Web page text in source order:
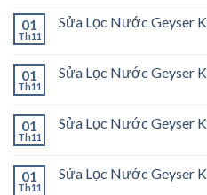
01
Th11
Sửa Lọc Nước Geyser
01
Th11
Sửa Lọc Nước Geyser
01
Th11
Sửa Lọc Nước Geyser
01
Th11
Sửa Lọc Nước Geyser